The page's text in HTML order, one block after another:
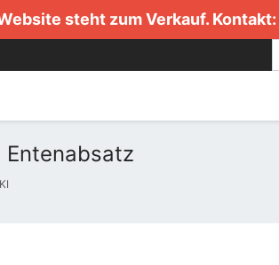
steht zum Verkauf. Kontakt: